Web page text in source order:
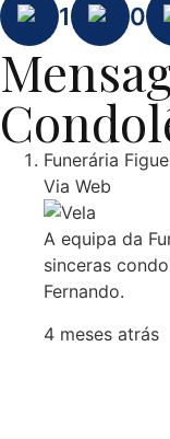
1 0
Funerária
Via Web
A equipa da
sinceras
Fernando.
4 meses atrás